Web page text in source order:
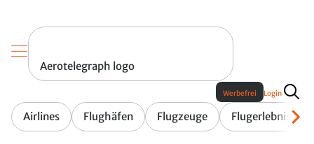
Aerotelegraph logo
Airlines Flughäfen Flugzeuge Flugerlebnis
Werbefrei Login